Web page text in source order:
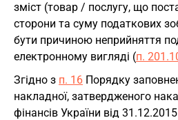
зміст (товар / послугу, що
сторони та суму податкових
бути причиною неприйняття
електронному вигляді (п.
Згідно з п. 16 Порядку
накладної, затвердженого
фінансів України від